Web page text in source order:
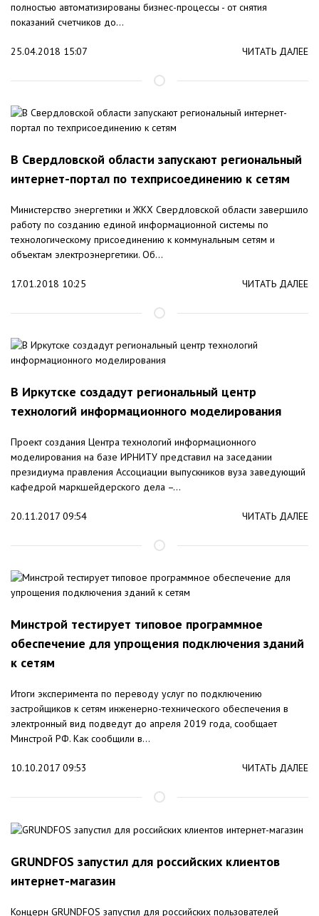
полностью автоматизированы бизнес-процессы - от снятия
показаний счетчиков до...
25.04.2018 15:07 ЧИТАТЬ ДАЛЕЕ
В Свердловской области запускают региональный
интернет-портал по техприсоединению к сетям
Министерство энергетики и ЖКХ Свердловской области завершило
работу по созданию единой информационной системы по
технологическому присоединению к коммунальным сетям и
объектам электроэнергетики. Об...
17.01.2018 10:25 ЧИТАТЬ ДАЛЕЕ
В Иркутске создадут региональный центр
технологий информационного моделирования
Проект создания Центра технологий информационного
моделирования на базе ИРНИТУ представил на заседании
президиума правления Ассоциации выпускников вуза заведующий
кафедрой маркшейдерского дела –...
20.11.2017 09:54 ЧИТАТЬ ДАЛЕЕ
Минстрой тестирует типовое программное
обеспечение для упрощения подключения зданий
к сетям
Итоги эксперимента по переводу услуг по подключению
застройщиков к сетям инженерно-технического обеспечения в
электронный вид подведут до апреля 2019 года, сообщает
Минстрой РФ. Как сообщили в...
10.10.2017 09:53 ЧИТАТЬ ДАЛЕЕ
GRUNDFOS запустил для российских клиентов
интернет-магазин
Концерн GRUNDFOS запустил для российских пользователей